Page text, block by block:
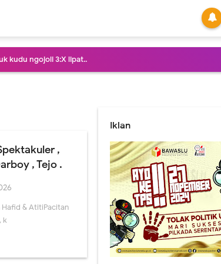
kudu ngojoli 3:X lipat..
disinyalir okeh sing tukang nyim`eng..
tikus , yen rapingin kenek Leptospirosis..
dodol Jabatan , ben Bupati liyan brayan wae sing pekok
, Trend gadis belia wira wiri cuci mata prajurit muda.
Bebek .! Kartu merah 3 dino di cabut maneh..
,
, Tejo .
Hafid & AtitiPacitan
k
Iklan